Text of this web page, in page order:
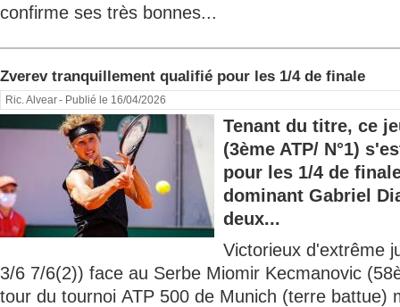
confirme ses très bonnes...
Zverev tranquillement qualifié pour les 1/4 de finale
Ric. Alvear- Publié le 16/04/2026
Tenant du titre, ce
(3ème ATP/ N°1)
pour les 1/4 de
dominant Gabriel
deux...
Victorieux d'extrême
3/6 7/6(2)) face au Serbe Miomir Kecmanovic
tour du tournoi ATP 500 de Munich (terre battue)